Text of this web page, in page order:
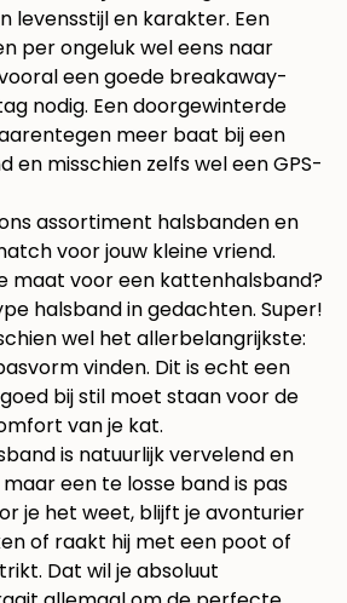
levensstijl en karakter. Een
per ongeluk wel eens naar
een goede breakaway-
nodig. Een doorgewinterde
meer baat bij een
en misschien zelfs wel een GPS-
assortiment halsbandenen
voor jouw kleine vriend.
maat voor een kattenhalsband?
halsband in gedachten. Super!
wel het allerbelangrijkste:
vinden. Dit is echt een
bij stil moet staan voor de
van je kat.
is natuurlijk vervelend en
een te losse band is pas
je het weet, blijft je avonturier
of raakt hij met een poot of
Dat wil je absoluut